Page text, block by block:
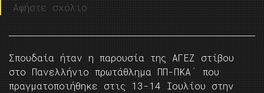
Αφήστε σχόλιο
Σπουδαία ήταν η παρουσία της ΑΓΕΖ στίβου
στο Πανελλήνιο πρωτάθλημα ΠΠ-ΠΚΑ΄ που
πραγματοποιήθηκε στις 13-14 Ιουλίου στην